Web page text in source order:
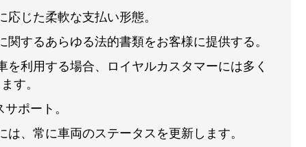
じた柔軟な支払い形態。
関するあらゆる法的書類をお客様に提供する。
を利用する場合、ロイヤルカスタマーには多く
す。
ポート。
は、常に車両のステータスを更新します。